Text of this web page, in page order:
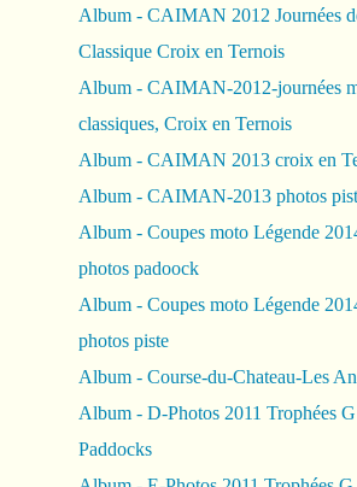
Album - CAIMAN 2012 Journées
Classique Croix en Ternois
Album - CAIMAN-2012-journées
classiques, Croix en Ternois
Album - CAIMAN 2013 croix en
Album - CAIMAN-2013 photos
Album - Coupes moto Légende
photos padoock
Album - Coupes moto Légende
photos piste
Album - Course-du-Chateau-Les
Album - D-Photos 2011 Trophées
Paddocks